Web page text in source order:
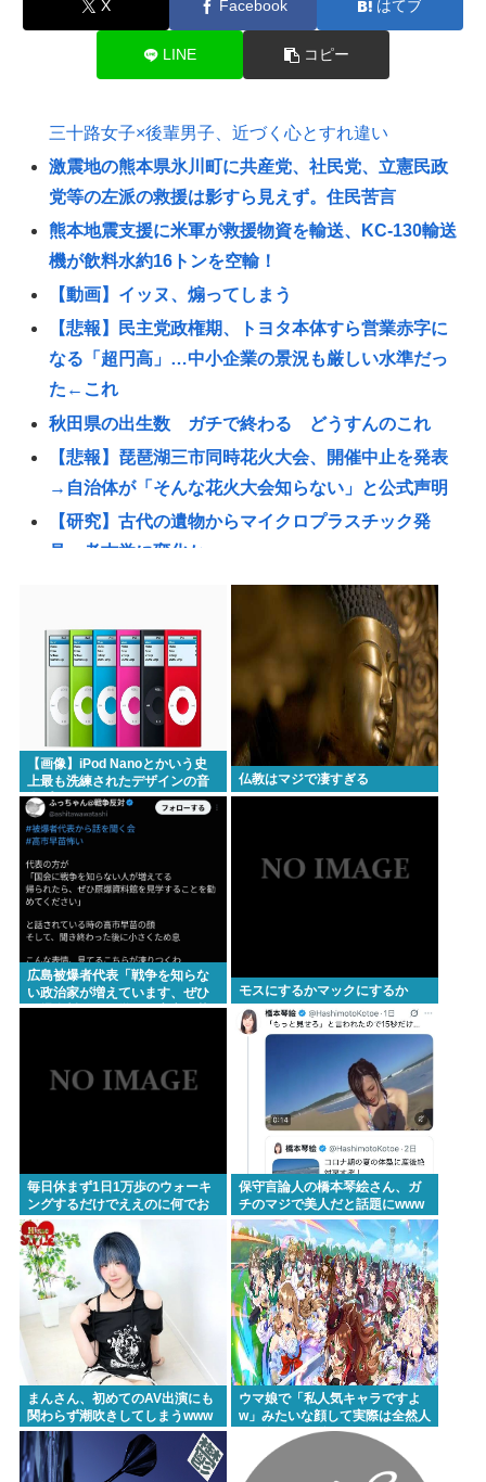
X Facebook はてブ
LINE コピー
三十路女子×後輩男子、近づく心とすれ違い
激震地の熊本県氷川町に共産党、社民党、立憲民政
党等の左派の救援は影すら見えず。住民苦言
熊本地震支援に米軍が救援物資を輸送、KC-130輸送
機が飲料水約16トンを空輸！
【動画】イッヌ、煽ってしまう
【悲報】民主党政権期、トヨタ本体すら営業赤字に
なる「超円高」…中小企業の景況も厳しい水準だっ
た←これ
秋田県の出生数 ガチで終わる どうすんのこれ
【悲報】琵琶湖三市同時花火大会、開催中止を発表
→自治体が「そんな花火大会知らない」と公式声明
【研究】古代の遺物からマイクロプラスチック発
見、考古学に変化か
国連事務総長「お金がありません。このままでは国
連が完全崩壊します。助けて下さい」
【神対応？】「中国人観光客が来なくなるぞ！」→
神戸市議「で？」www
【速報】佐藤二朗がまたX更新！その内容がガチでヤ
バすぎる…
トンボとかいうクソキショい虫が市民権を得てる理
由w
中年層が「ちいかわ」にハマる理由www
令和の貝殻ビキニ、下品すぎる
買ってきてほしい「福島土産（お菓子）」ランキン
グ！ 2位は「ままどおる（三万石）」、1位は？
山の日、海の日ってあるけどみんなは「山」と
「海」 どっちが好きなの？
Powered by livedoor 相互RSS
【画像】iPod Nanoとかいう史
上最も洗練されたデザインの音
楽プレイヤーについて
仏教はマジで凄すぎる
広島被爆者代表「戦争を知らな
い政治家が増えています、ぜひ
原爆資料館に見学へ」高市早苗
モスにするかマックにするか
毎日休まず1日1万歩のウォーキ
ングするだけでええのに何でお
まえらやらないの？
保守言論人の橋本琴絵さん、ガ
チのマジで美人だと話題にwww
まんさん、初めてのAV出演にも
関わらず潮吹きしてしまうwww
ウマ娘で「私人気キャラですよ
w」みたいな顔して実際は全然人
気が無いウマ娘、発見されてし
まう…